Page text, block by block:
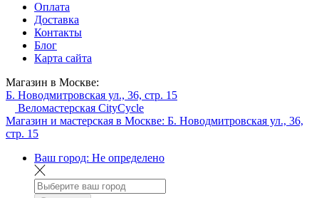
Оплата
Доставка
Контакты
Блог
Карта сайта
Магазин в Москве:
Б. Новодмитровская ул., 36, стр. 15
Веломастерская CityCycle
Магазин и мастерская в Москве: Б. Новодмитровская ул., 36,
стр. 15
Ваш город: Не определено